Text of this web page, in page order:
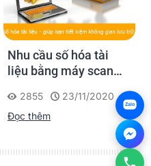
Nhu cầu số hóa tài
liệu bằng máy scan
2855
23/11/2020
Đọc thêm
Zalo